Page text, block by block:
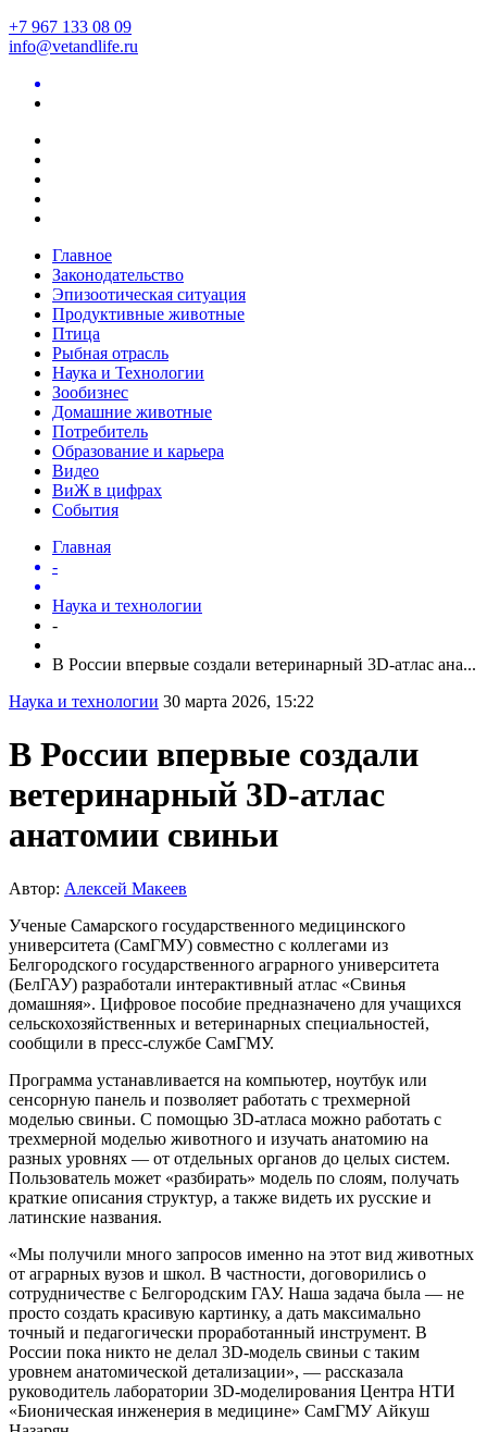
+7 967 133 08 09
info@vetandlife.ru
Главное
Законодательство
Эпизоотическая ситуация
Продуктивные животные
Птица
Рыбная отрасль
Наука и Технологии
Зообизнес
Домашние животные
Потребитель
Образование и карьера
Видео
ВиЖ в цифрах
События
Главная
-
Наука и технологии
-
В России впервые создали ветеринарный 3D-атлас ана...
Наука и технологии 30 марта 2026, 15:22
В России впервые создали
ветеринарный 3D-атлас
анатомии свиньи
Автор: Алексей Макеев
Ученые Самарского государственного медицинского
университета (СамГМУ) совместно с коллегами из
Белгородского государственного аграрного университета
(БелГАУ) разработали интерактивный атлас «Свинья
домашняя». Цифровое пособие предназначено для учащихся
сельскохозяйственных и ветеринарных специальностей,
сообщили в пресс-службе СамГМУ.
Программа устанавливается на компьютер, ноутбук или
сенсорную панель и позволяет работать с трехмерной
моделью свиньи. С помощью 3D-атласа можно работать с
трехмерной моделью животного и изучать анатомию на
разных уровнях — от отдельных органов до целых систем.
Пользователь может «разбирать» модель по слоям, получать
краткие описания структур, а также видеть их русские и
латинские названия.
«Мы получили много запросов именно на этот вид животных
от аграрных вузов и школ. В частности, договорились о
сотрудничестве с Белгородским ГАУ. Наша задача была — не
просто создать красивую картинку, а дать максимально
точный и педагогически проработанный инструмент. В
России пока никто не делал 3D-модель свиньи с таким
уровнем анатомической детализации», — рассказала
руководитель лаборатории 3D-моделирования Центра НТИ
«Бионическая инженерия в медицине» СамГМУ Айкуш